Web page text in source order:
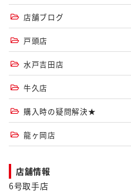
店舗ブログ
戸頭店
水戸吉田店
牛久店
購入時の疑問解決★
龍ヶ岡店
店舗情報
6号取手店